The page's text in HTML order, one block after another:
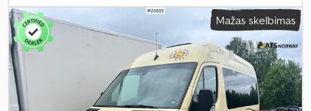
sėdimų vietų skaičius:14, Gamybos metai:2012, Įranga:borto
kompiuteris, oro kondicionavimas
Mažas skelbimas